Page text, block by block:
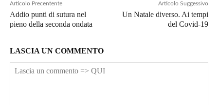
Articolo Precentente
Addio punti di sutura nel
pieno della seconda ondata
Articolo Suggessivo
Un Natale diverso. Ai tempi
del Covid-19
LASCIA UN COMMENTO